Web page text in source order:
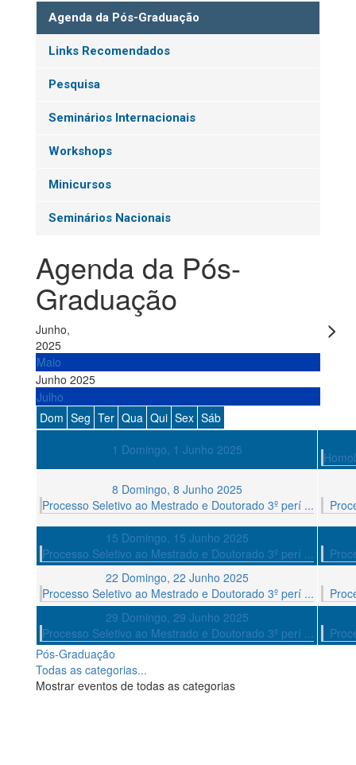
Agenda da Pós-Graduação
Links Recomendados
Pesquisa
Seminários Internacionais
Workshops
Minicursos
Seminários Nacionais
Agenda da Pós-
Graduação
Junho,
2025
Maio
Junho 2025
Julho
Dom Seg Ter Qua Qui Sex Sáb
1 Domingo, 1 Junho 2025
8 Domingo, 8 Junho 2025
Processo Seletivo ao Mestrado e Doutorado 3º perí ...
15 Domingo, 15 Junho 2025
Processo Seletivo ao Mestrado e Doutorado 3º perí ...
22 Domingo, 22 Junho 2025
Processo Seletivo ao Mestrado e Doutorado 3º perí ...
29 Domingo, 29 Junho 2025
Processo Seletivo ao Mestrado e Doutorado 3º perí ...
Pós-Graduação
Todas as categorias...
Mostrar eventos de todas as categorias